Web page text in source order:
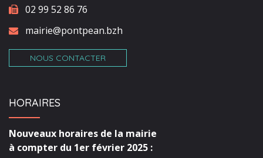
02 99 52 86 76
mairie@pontpean.bzh
NOUS CONTACTER
HORAIRES
Nouveaux horaires de la mairie
à compter du 1er février 2025 :